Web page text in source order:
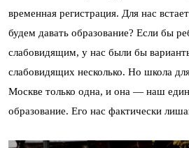
временная регистрация. Для нас
будем давать образование? Если бы
слабовидящим, у нас были бы
слабовидящих несколько. Но школа
Москве только одна, и она — наш
образование. Его нас фактически